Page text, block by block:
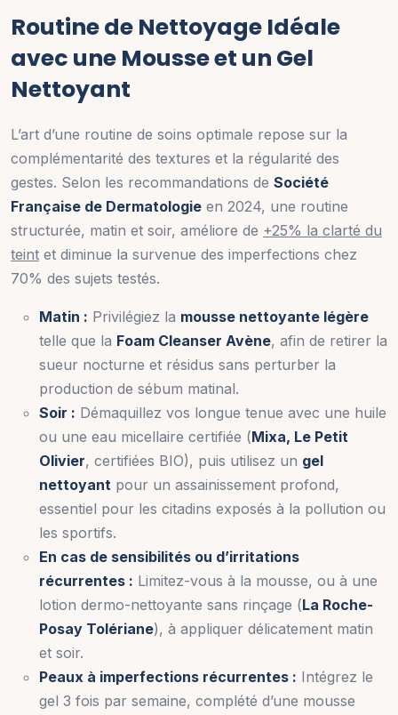
Routine de Nettoyage Idéale
avec une Mousse et un Gel
Nettoyant
L’art d’une routine de soins optimale repose sur la
complémentarité des textures et la régularité des
gestes. Selon les recommandations de Société
Française de Dermatologie en 2024, une routine
structurée, matin et soir, améliore de +25% la clarté du
teint et diminue la survenue des imperfections chez
70% des sujets testés.
Matin : Privilégiez la mousse nettoyante légère
telle que la Foam Cleanser Avène, afin de retirer la
sueur nocturne et résidus sans perturber la
production de sébum matinal.
Soir : Démaquillez vos longue tenue avec une huile
ou une eau micellaire certifiée (Mixa, Le Petit
Olivier, certifiées BIO), puis utilisez un gel
nettoyant pour un assainissement profond,
essentiel pour les citadins exposés à la pollution ou
les sportifs.
En cas de sensibilités ou d’irritations
récurrentes : Limitez-vous à la mousse, ou à une
lotion dermo-nettoyante sans rinçage (La Roche-
Posay Tolériane), à appliquer délicatement matin
et soir.
Peaux à imperfections récurrentes : Intégrez le
gel 3 fois par semaine, complété d’une mousse